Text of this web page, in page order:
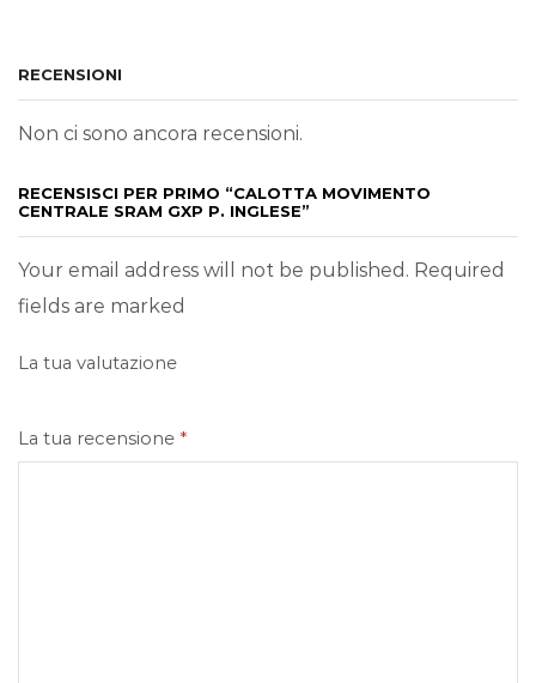
RECENSIONI
Non ci sono ancora recensioni.
RECENSISCI PER PRIMO “CALOTTA MOVIMENTO
CENTRALE SRAM GXP P. INGLESE”
Your email address will not be published. Required
fields are marked
La tua valutazione
La tua recensione *